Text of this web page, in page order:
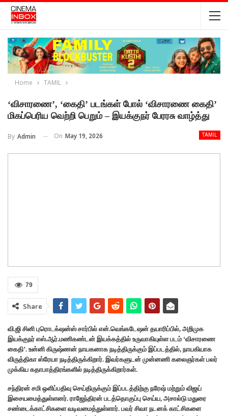
Home TAMIL
‘விசாரணை’, ‘கைதி’ படங்கள் போல் ‘விசாரணை கைதி’
மிகப்பெரிய வெற்றி பெறும் – இயக்குநர் பேரரசு வாழ்த்து
TAMIL
By Admin On May 19, 2026
79
Share
வி.ஜி சினி புரொடக்‌ஷன்ஸ் சார்பில் என்.வெங்கடேஷன் தயாரிப்பில், அறிமுக
இயக்குநர் எஸ்.ஆர்.மணிகண்டன் இயக்கத்தில் உருவாகியுள்ள படம் ‘விசாரணை
கைதி’. உன்னி கிருஷ்ணன் நாயகனாக நடித்திருக்கும் இப்படத்தில், நாயகியாக
விருத்திகா ஸ்ரேயா நடித்திருக்கிறார். இவர்களுடன் முன்னணி கலைஞர்கள் பலர்
முக்கிய கதாபாத்திரங்களில் நடித்திருக்கிறார்கள்.
சந்திரன் சமி ஒளிப்பதிவு செய்திருக்கும் இப்படத்திற்கு நரேஷ் மற்றும் விஜய்
இசையமைத்துள்ளனர். ராஜேந்திரன் படத்தொகுப்பு செய்ய, அசால்டு மதுரை
சண்டைக்காட்சிகளை வடிவமைத்துள்ளார். பவர் சிவா நடனக் காட்சிகளை